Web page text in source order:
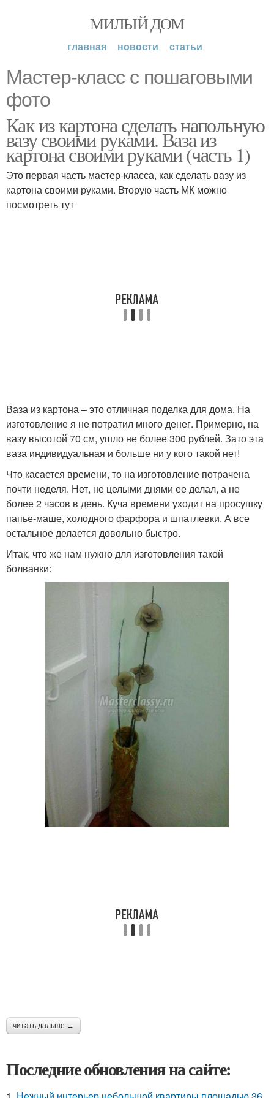
МИЛЫЙ ДОМ
главная новости статьи
Мастер-класс с пошаговыми
фото
Как из картона сделать напольную
вазу своими руками. Ваза из
картона своими руками (часть 1)
Это первая часть мастер-класса, как сделать вазу из
картона своими руками. Вторую часть МК можно
посмотреть тут
Ваза из картона – это отличная поделка для дома. На
изготовление я не потратил много денег. Примерно, на
вазу высотой 70 см, ушло не более 300 рублей. Зато эта
ваза индивидуальная и больше ни у кого такой нет!
Что касается времени, то на изготовление потрачена
почти неделя. Нет, не целыми днями ее делал, а не
более 2 часов в день. Куча времени уходит на просушку
папье-маше, холодного фарфора и шпатлевки. А все
остальное делается довольно быстро.
Итак, что же нам нужно для изготовления такой
болванки:
читать дальше →
Последние обновления на сайте: